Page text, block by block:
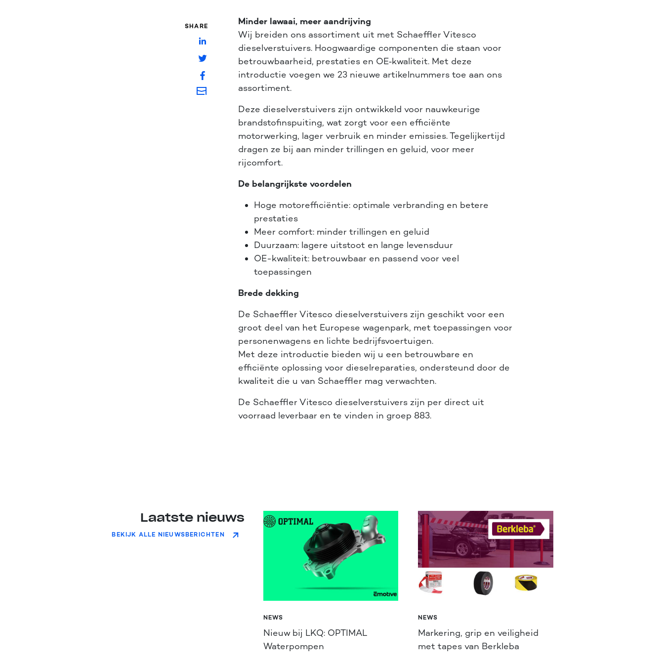
SHARE
Minder lawaai, meer aandrijving
Wij breiden ons assortiment uit met Schaeffler Vitesco
dieselverstuivers. Hoogwaardige componenten die staan voor
betrouwbaarheid, prestaties en OE‑kwaliteit. Met deze
introductie voegen we 23 nieuwe artikelnummers toe aan ons
assortiment.
Deze dieselverstuivers zijn ontwikkeld voor nauwkeurige
brandstofinspuiting, wat zorgt voor een efficiënte
motorwerking, lager verbruik en minder emissies. Tegelijkertijd
dragen ze bij aan minder trillingen en geluid, voor meer
rijcomfort.
De belangrijkste voordelen
Hoge motorefficiëntie: optimale verbranding en betere
prestaties
Meer comfort: minder trillingen en geluid
Duurzaam: lagere uitstoot en lange levensduur
OE-kwaliteit: betrouwbaar en passend voor veel
toepassingen
Brede dekking
De Schaeffler Vitesco dieselverstuivers zijn geschikt voor een
groot deel van het Europese wagenpark, met toepassingen voor
personenwagens en lichte bedrijfsvoertuigen.
Met deze introductie bieden wij u een betrouwbare en
efficiënte oplossing voor dieselreparaties, ondersteund door de
kwaliteit die u van Schaeffler mag verwachten.
De Schaeffler Vitesco dieselverstuivers zijn per direct uit
voorraad leverbaar en te vinden in groep 883.
Laatste nieuws
BEKIJK ALLE NIEUWSBERICHTEN
NEWS
Nieuw bij LKQ: OPTIMAL
Waterpompen
NEWS
Markering, grip en veiligheid
met tapes van Berkleba